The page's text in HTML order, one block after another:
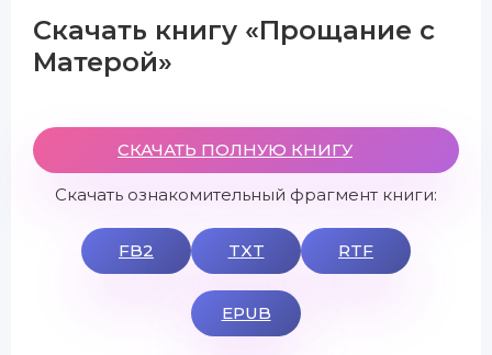
Скачать книгу «Прощание с
Матерой»
СКАЧАТЬ ПОЛНУЮ КНИГУ
Скачать ознакомительный фрагмент книги:
FB2 TXT RTF
EPUB